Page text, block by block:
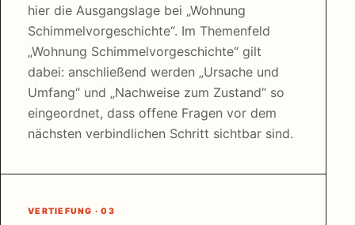
hier die Ausgangslage bei „Wohnung
Schimmelvorgeschichte“. Im Themenfeld
„Wohnung Schimmelvorgeschichte“ gilt
dabei: anschließend werden „Ursache und
Umfang“ und „Nachweise zum Zustand“ so
eingeordnet, dass offene Fragen vor dem
nächsten verbindlichen Schritt sichtbar sind.
VERTIEFUNG · 03